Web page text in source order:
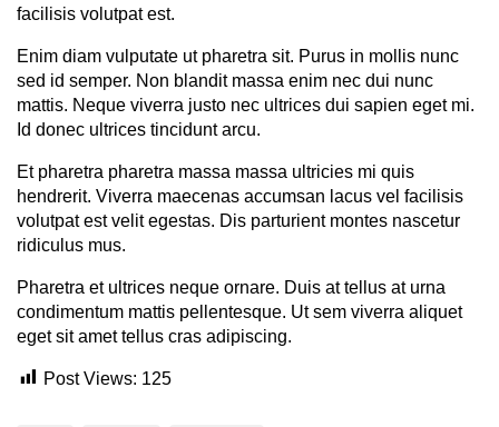
facilisis volutpat est.
Enim diam vulputate ut pharetra sit. Purus in mollis nunc
sed id semper. Non blandit massa enim nec dui nunc
mattis. Neque viverra justo nec ultrices dui sapien eget mi.
Id donec ultrices tincidunt arcu.
Et pharetra pharetra massa massa ultricies mi quis
hendrerit. Viverra maecenas accumsan lacus vel facilisis
volutpat est velit egestas. Dis parturient montes nascetur
ridiculus mus.
Pharetra et ultrices neque ornare. Duis at tellus at urna
condimentum mattis pellentesque. Ut sem viverra aliquet
eget sit amet tellus cras adipiscing.
Post Views: 125